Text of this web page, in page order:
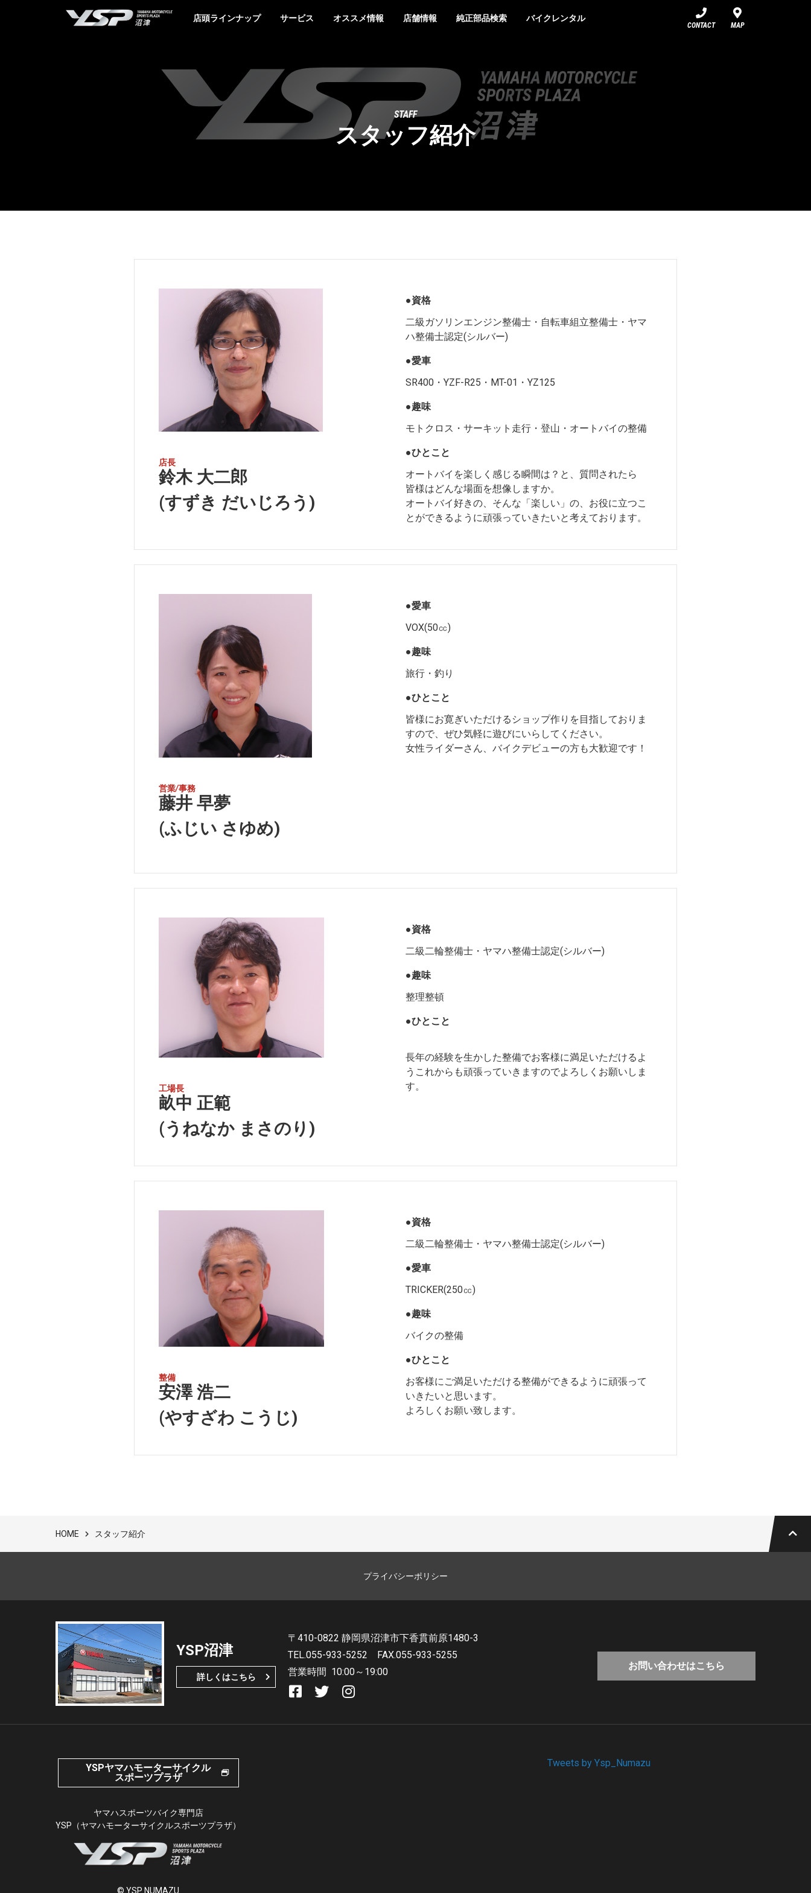
YSP沼津店頭ラインナップ サービス オススメ情報 店舗情報 純正部品検索 バイクレンタル
CONTACT MAP
STAFF
スタッフ紹介
店長
鈴木 大二郎
(すずき だいじろう)
●資格
二級ガソリンエンジン整備士・自転車組立整備士・ヤマ
ハ整備士認定(シルバー)
●愛車
SR400・YZF-R25・MT-01・YZ125
●趣味
モトクロス・サーキット走行・登山・オートバイの整備
●ひとこと
オートバイを楽しく感じる瞬間は？と、質問されたら
皆様はどんな場面を想像しますか。
オートバイ好きの、そんな「楽しい」の、お役に立つこ
とができるように頑張っていきたいと考えております。
営業/事務
藤井 早夢
(ふじい さゆめ)
●愛車
VOX(50㏄)
●趣味
旅行・釣り
●ひとこと
皆様にお寛ぎいただけるショップ作りを目指しておりま
すので、ぜひ気軽に遊びにいらしてください。
女性ライダーさん、バイクデビューの方も大歓迎です！
工場長
畝中 正範
(うねなか まさのり)
●資格
二級二輪整備士・ヤマハ整備士認定(シルバー)
●趣味
整理整頓
●ひとこと
長年の経験を生かした整備でお客様に満足いただけるよ
うこれからも頑張っていきますのでよろしくお願いしま
す。
整備
安澤 浩二
(やすざわ こうじ)
●資格
二級二輪整備士・ヤマハ整備士認定(シルバー)
●愛車
TRICKER(250㏄)
●趣味
バイクの整備
●ひとこと
お客様にご満足いただける整備ができるように頑張って
いきたいと思います。
よろしくお願い致します。
HOME スタッフ紹介
プライバシーポリシー
YSP沼津
詳しくはこちら
〒410-0822 静岡県沼津市下香貫前原1480-3
TEL.055-933-5252
FAX.055-933-5255
営業時間 10:00～19:00
お問い合わせはこちら
YSPヤマハモーターサイクル
スポーツプラザ
ヤマハスポーツバイク専門店
YSP（ヤマハモーターサイクルスポーツプラザ）
© YSP NUMAZU
Tweets by Ysp_Numazu